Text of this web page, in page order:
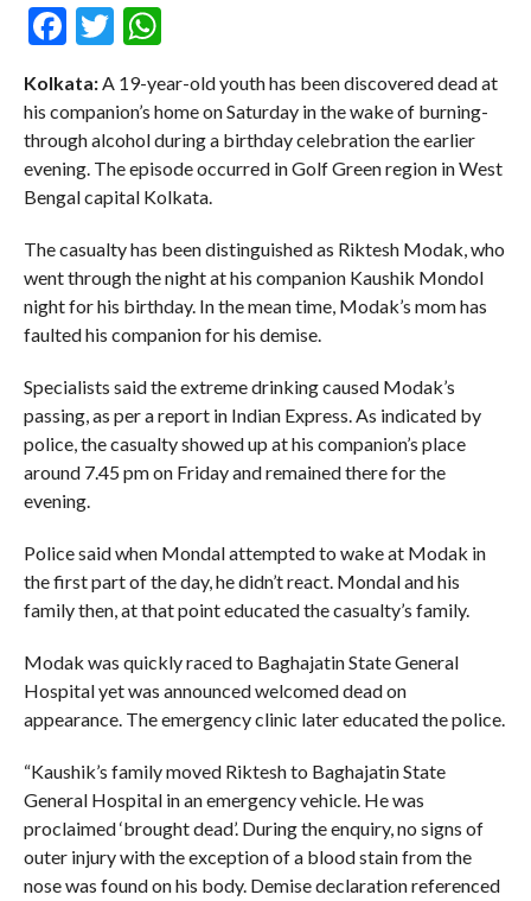
Facebook
Twitter
WhatsApp
Kolkata:A 19-year-old youth has been discovered dead at
his companion’s home on Saturday in the wake of burning-
through alcohol during a birthday celebration the earlier
evening. The episode occurred in Golf Green region in West
Bengal capital Kolkata.
The casualty has been distinguished as Riktesh Modak, who
went through the night at his companion Kaushik Mondol
night for his birthday. In the mean time, Modak’s mom has
faulted his companion for his demise.
Specialists said the extreme drinking caused Modak’s
passing, as per a report in Indian Express. As indicated by
police, the casualty showed up at his companion’s place
around 7.45 pm on Friday and remained there for the
evening.
Police said when Mondal attempted to wake at Modak in
the first part of the day, he didn’t react. Mondal and his
family then, at that point educated the casualty’s family.
Modak was quickly raced to Baghajatin State General
Hospital yet was announced welcomed dead on
appearance. The emergency clinic later educated the police.
“Kaushik’s family moved Riktesh to Baghajatin State
General Hospital in an emergency vehicle. He was
proclaimed ‘brought dead’. During the enquiry, no signs of
outer injury with the exception of a blood stain from the
nose was found on his body. Demise declaration referenced